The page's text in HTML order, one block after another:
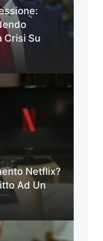
Crisi Su
Netflix?
Ad Un